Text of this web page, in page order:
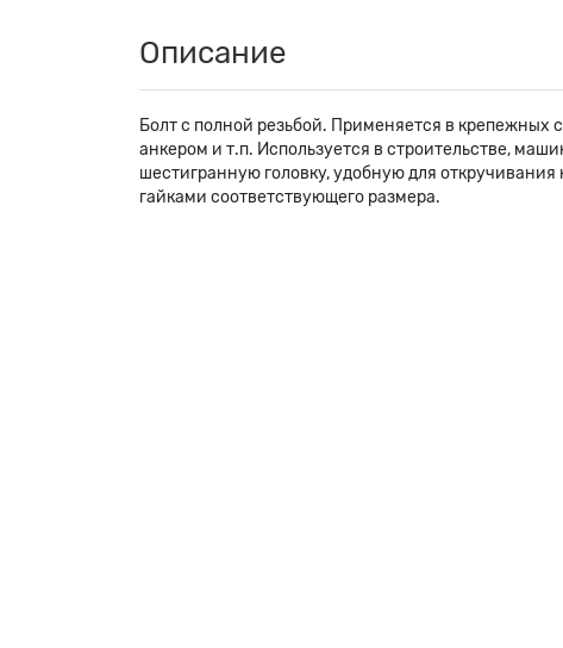
Описание
Болт с полной резьбой. Применяется в крепежных
анкером и т.п. Используется в строительстве,
шестигранную головку, удобную для
гайками соответствующего размера.